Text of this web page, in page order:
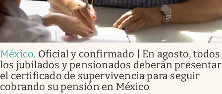
México. Oficial y confirmado | En agosto, todos
los jubilados y pensionados deberán presentar
el certificado de supervivencia para seguir
cobrando su pensión en México